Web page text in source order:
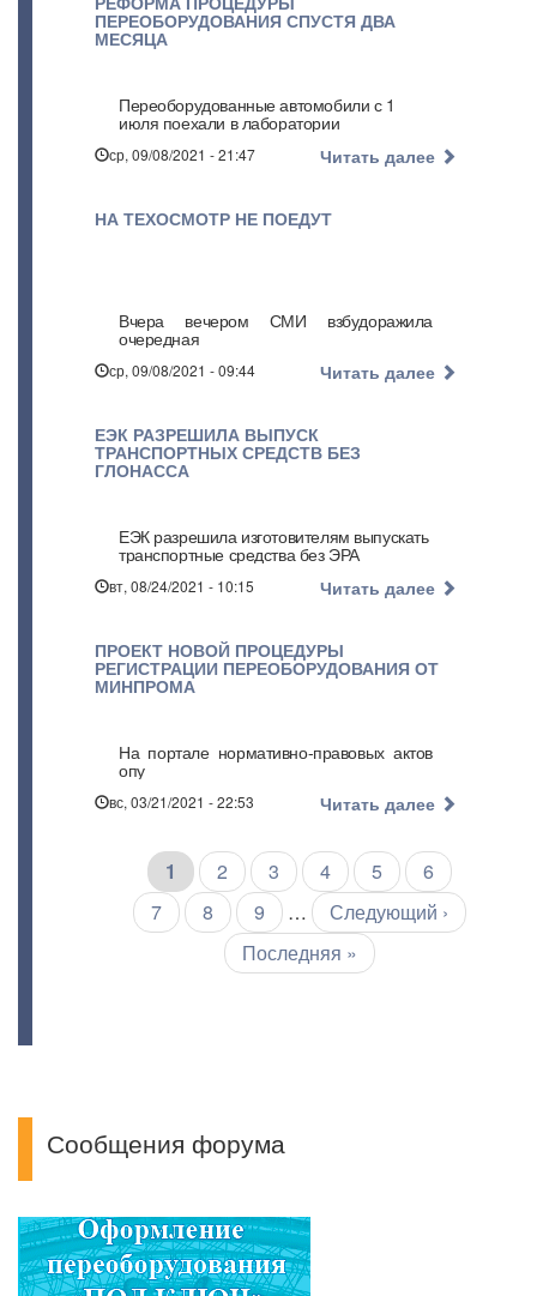
ПЕРЕОБОРУДОВАНИЯ СПУСТЯ ДВА
МЕСЯЦА
Переоборудованные автомобили с 1
июля поехали в лаборатории
ср, 09/08/2021 - 21:47 Читать далее
НА ТЕХОСМОТР НЕ ПОЕДУТ
Вчера вечером СМИ взбудоражила
очередная
ср, 09/08/2021 - 09:44 Читать далее
ЕЭК РАЗРЕШИЛА ВЫПУСК
ТРАНСПОРТНЫХ СРЕДСТВ БЕЗ
ГЛОНАССА
ЕЭК разрешила изготовителям выпускать
транспортные средства без ЭРА
вт, 08/24/2021 - 10:15 Читать далее
ПРОЕКТ НОВОЙ ПРОЦЕДУРЫ
РЕГИСТРАЦИИ ПЕРЕОБОРУДОВАНИЯ ОТ
МИНПРОМА
На портале нормативно-правовых актов
опу
вс, 03/21/2021 - 22:53 Читать далее
Нумерация
страниц
Текущая
страница
1 Страница
2 Страница
3 Страница
4 Страница
5 Страница
6
Страница
7 Страница
8 Страница
9 …
Следующая
страница
Следующий ›
Последняя
страница
Последняя »
Сообщения форума